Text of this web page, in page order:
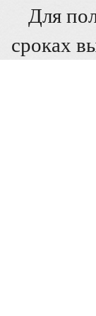
Для
сроках